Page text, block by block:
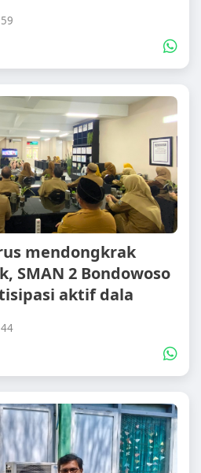
mendongkrak
SMAN 2 Bondowoso
aktif dala